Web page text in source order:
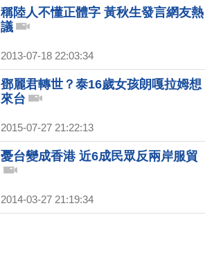
稱陸人不懂正體字 黃秋生發言網友熱
議
2013-07-18 22:03:34
鄧麗君轉世？泰16歲女孩朗嘎拉姆想
來台
2015-07-27 21:22:13
憂台變成香港 近6成民眾反兩岸服貿
2014-03-27 21:19:34